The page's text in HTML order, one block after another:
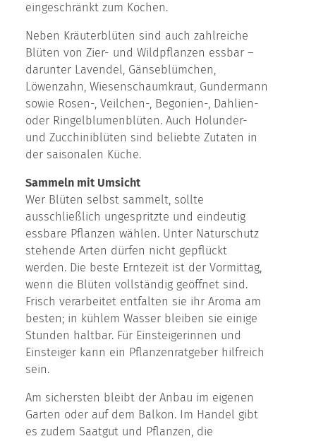
eingeschränkt zum Kochen.
Neben Kräuterblüten sind auch zahlreiche
Blüten von Zier- und Wildpflanzen essbar –
darunter Lavendel, Gänseblümchen,
Löwenzahn, Wiesenschaumkraut, Gundermann
sowie Rosen-, Veilchen-, Begonien-, Dahlien-
oder Ringelblumenblüten. Auch Holunder-
und Zucchiniblüten sind beliebte Zutaten in
der saisonalen Küche.
Sammeln mit Umsicht
Wer Blüten selbst sammelt, sollte
ausschließlich ungespritzte und eindeutig
essbare Pflanzen wählen. Unter Naturschutz
stehende Arten dürfen nicht gepflückt
werden. Die beste Erntezeit ist der Vormittag,
wenn die Blüten vollständig geöffnet sind.
Frisch verarbeitet entfalten sie ihr Aroma am
besten; in kühlem Wasser bleiben sie einige
Stunden haltbar. Für Einsteigerinnen und
Einsteiger kann ein Pflanzenratgeber hilfreich
sein.
Am sichersten bleibt der Anbau im eigenen
Garten oder auf dem Balkon. Im Handel gibt
es zudem Saatgut und Pflanzen, die